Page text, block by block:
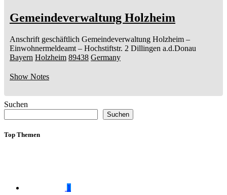
Gemeindeverwaltung Holzheim
Anschrift geschäftlich Gemeindeverwaltung Holzheim –
Einwohnermeldeamt – Hochstiftstr. 2 Dillingen a.d.Donau
Bayern Holzheim 89438 Germany
Show Notes
Suchen
Suchen
Top Themen
1